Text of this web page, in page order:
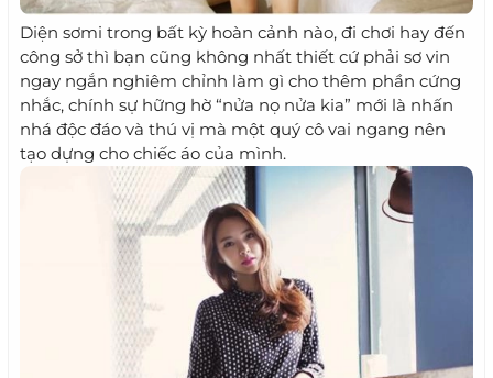
Diện sơmi trong bất kỳ hoàn cảnh nào, đi chơi hay đến
công sở thì bạn cũng không nhất thiết cứ phải sơ vin
ngay ngắn nghiêm chỉnh làm gì cho thêm phần cứng
nhắc, chính sự hững hờ “nửa nọ nửa kia” mới là nhấn
nhá độc đáo và thú vị mà một quý cô vai ngang nên
tạo dựng cho chiếc áo của mình.